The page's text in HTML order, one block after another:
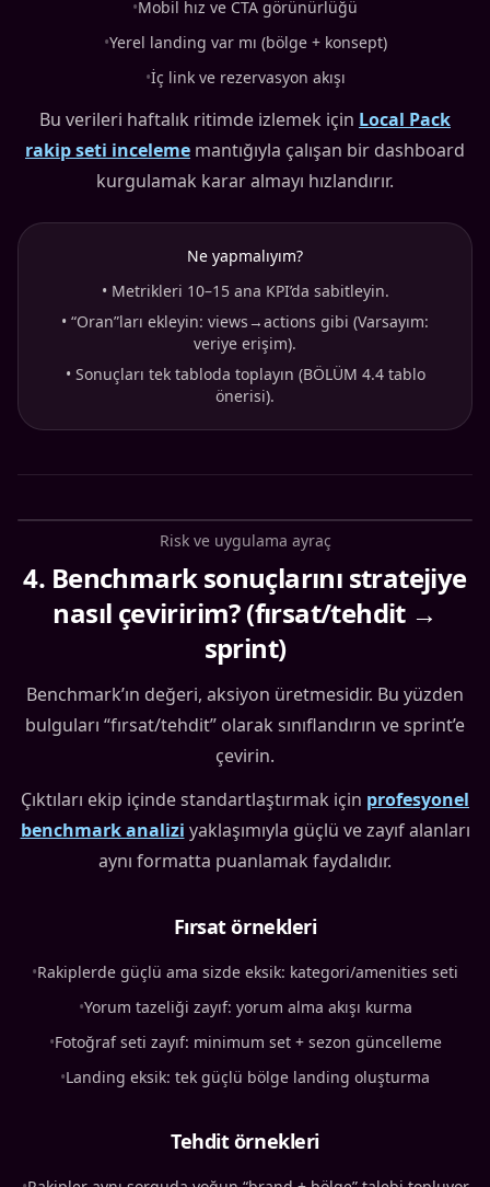
•Mobil hız ve CTA görünürlüğü
•Yerel landing var mı (bölge + konsept)
•İç link ve rezervasyon akışı
Bu verileri haftalık ritimde izlemek için Local Pack
rakip seti inceleme mantığıyla çalışan bir dashboard
kurgulamak karar almayı hızlandırır.
Ne yapmalıyım?
• Metrikleri 10–15 ana KPI’da sabitleyin.
• “Oran”ları ekleyin: views→actions gibi (Varsayım:
veriye erişim).
• Sonuçları tek tabloda toplayın (BÖLÜM 4.4 tablo
önerisi).
Risk ve uygulama ayraç
4. Benchmark sonuçlarını stratejiye
nasıl çeviririm? (fırsat/tehdit →
sprint)
Benchmark’ın değeri, aksiyon üretmesidir. Bu yüzden
bulguları “fırsat/tehdit” olarak sınıflandırın ve sprint’e
çevirin.
Çıktıları ekip içinde standartlaştırmak için profesyonel
benchmark analizi yaklaşımıyla güçlü ve zayıf alanları
aynı formatta puanlamak faydalıdır.
Fırsat örnekleri
•Rakiplerde güçlü ama sizde eksik: kategori/amenities seti
•Yorum tazeliği zayıf: yorum alma akışı kurma
•Fotoğraf seti zayıf: minimum set + sezon güncelleme
•Landing eksik: tek güçlü bölge landing oluşturma
Tehdit örnekleri